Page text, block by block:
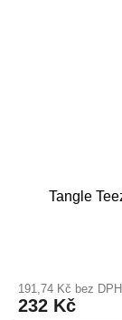
Tangle
191,74 Kč bez DPH
232 Kč